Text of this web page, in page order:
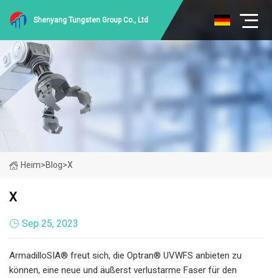
Shenyang Tungsten Group Co., Ltd
Heim>Blog>X
X
Sep 25, 2023
ArmadilloSIA® freut sich, die Optran® UVWFS anbieten zu
können, eine neue und äußerst verlustarme Faser für den